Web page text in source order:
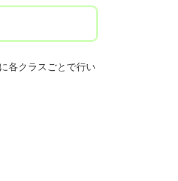
各クラスごとで行い